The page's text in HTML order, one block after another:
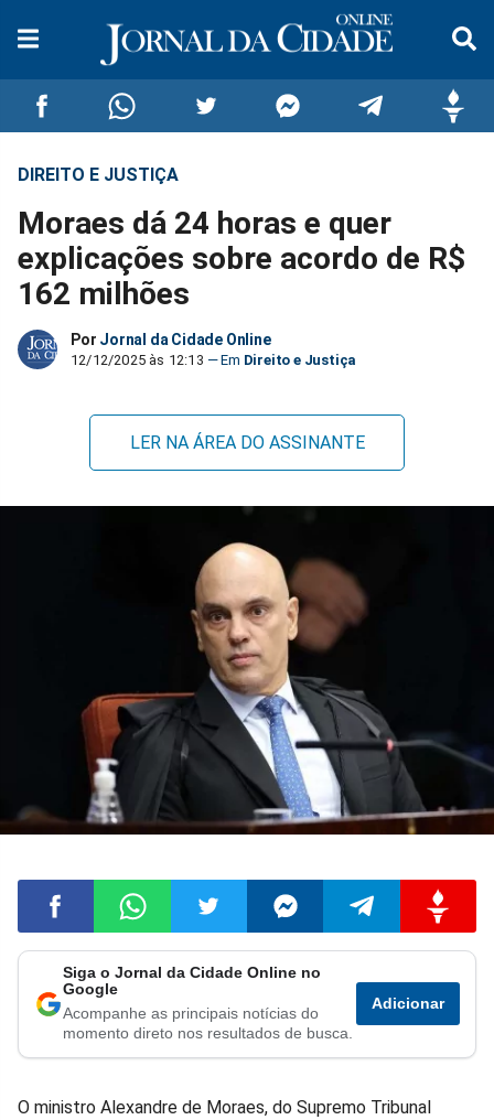
Compartilhar
no
Facebook
Compartilhar
no
Whatsapp
Compartilhar
no
Twitter
no
no
no
DIREITO E JUSTIÇA
Moraes dá 24 horas e quer
explicações sobre acordo de R$
162 milhões
Por Jornal da Cidade Online
12/12/2025 às 12:13 Direito e Justiça
LER NA ÁREA DO ASSINANTE
Compartilhar
no
Compartilhar
no
Compartilhar
no
Compartilhar
no
Compartilhar
no
no
Siga o Jornal da Cidade Online no
Google
Acompanhe as principais notícias do
momento direto nos resultados de busca.
Adicionar
O ministro Alexandre de Moraes, do Supremo Tribunal